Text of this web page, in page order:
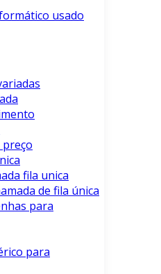
usado
preço
fila unica
de fila única
para
para